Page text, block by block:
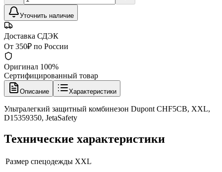
Уточнить наличие
Доставка СДЭК
От 350₽ по России
Оригинал 100%
Сертифицированный товар
Описание Характеристики
Ультралегкий защитный комбинезон Dupont CHF5CB, XXL,
D15359350, JetaSafety
Технические характеристики
Размер спецодежды XXL